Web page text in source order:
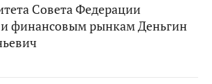
Совета Федерации
финансовым рынкам Деньгин